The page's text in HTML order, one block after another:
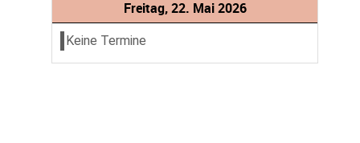
Freitag, 22. Mai 2026
Keine Termine